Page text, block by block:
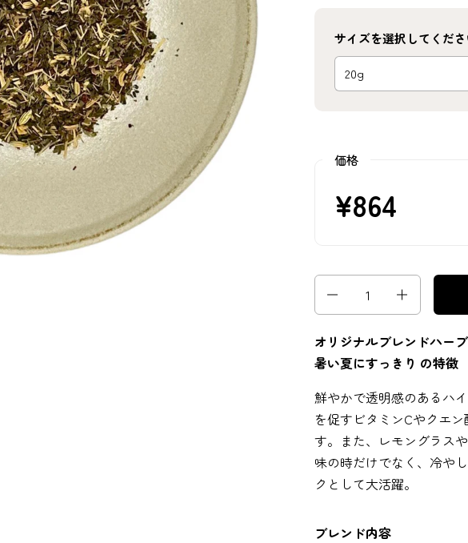
サイズを選択してくだ
価格
¥864
オリジナルブレンドハー
暑い夏にすっきり の特徴
鮮やかで透明感のあるハ
を促すビタミンCやクエ
す。また、レモングラス
味の時だけでなく、冷や
クとして大活躍。
ブレンド内容